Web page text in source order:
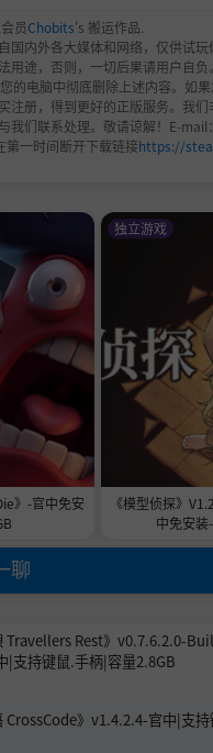
我的直觉告诉我，你正是
格劳恩特
会在你入职时
。
作日到来。请永远记住：
会员Chobits's 搬运作品.
国内外各大媒体和网络，仅供试
用途，否则，一切后果请用户自
的电脑中彻底删除上述内容。如
注册，得到更好的正版服务。我们
我们联系处理。敬请谅解！E-
一时间断开下载链接https://
》-官中免安
《模型侦探》
中免安
独立游戏
聊
Travellers Rest》v0.7.6.2.0-
|支持键鼠.手柄|容量2.8GB
CrossCode》v1.4.2.4-官中|支